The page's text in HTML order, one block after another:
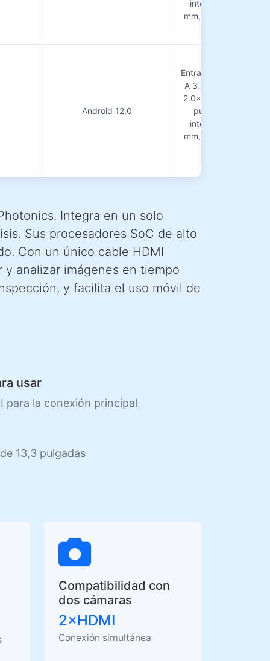
interfaz de disparo
mm, entrada de
Android 12.0
Entrada HDMI 2.0
A 3.0×2, USB-C
2.0×1, ranura para
puerto Gigabit
interfaz de disparo
mm, entrada de
Integra en un solo
Sus procesadores SoC de alto
Con un único cable HDMI
y analizar imágenes en tiempo
y facilita el uso móvil de
usar
para la conexión principal
13,3 pulgadas
Compatibilidad con
dos cámaras
2×HDMI
Conexión simultánea